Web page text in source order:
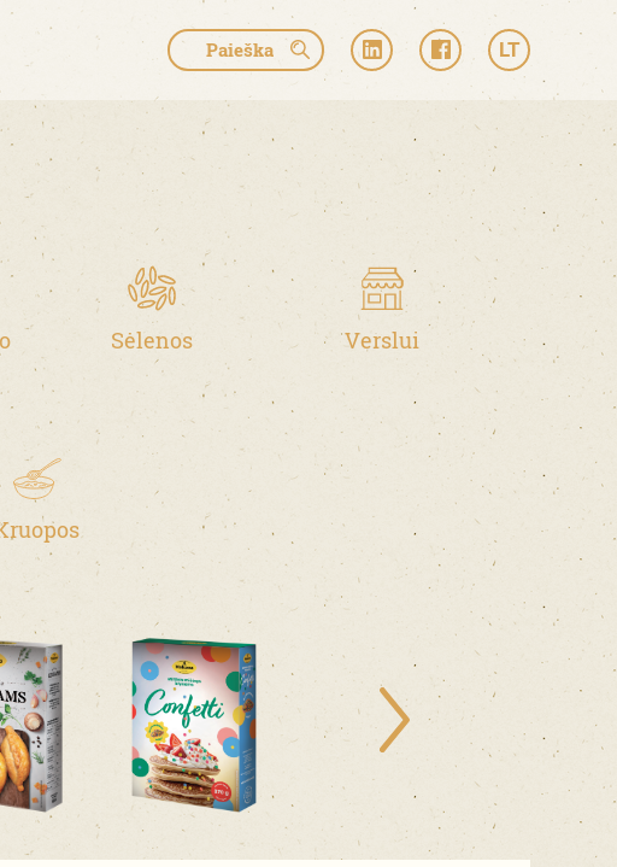
LT
Sėlenos Verslui